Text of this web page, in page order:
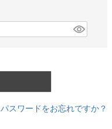
パスワードをお忘れですか？